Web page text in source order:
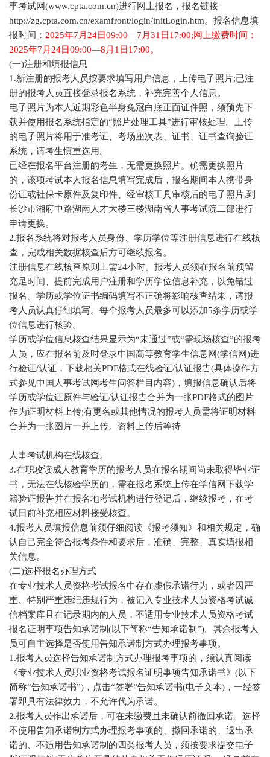
事考试网(www.cpta.com.cn)进行网上报名，报名链接
http://zg.cpta.com.cn/examfront/login/initLogin.htm。报名信息填
报时间： 2025年7月24日09:00—7月31日17:00;网上缴费时间：
2025年7月24日09:00—8月1日17:00。
(一)注册和填报信息
1.新注册的报考人员按要求填写用户信息，上传电子照片;已注
册的报考人员直接登录报名系统，补充完善个人信息。
电子照片为本人近期彩色半身免冠白底正面证件照，须预先下
载并使用报名系统指定的“照片处理工具”进行审核处理。上传
的电子照片将用于准考证、考场座次表、证书、证书查询验证
系统，请考生慎重选用。
已经在报名平台注册的考生，无需更换照片。确需更换照片
的，该项考试本人报名信息填写完成后，报名期间本人携带身
份证或社保卡原件及复印件、经审核工具审核后的电子照片,到
长沙市湘府中路湖南人才大楼三楼湖南省人事考试院二部进行
申请更换。
2.报名系统将对报考人员身份、学历学位等注册信息进行在线核
查，完成相关数据核查后方可继续报名。
注册信息在线核查原则上需24小时。报考人员须在报名前预留
充足时间、提前完成用户注册和学历学位信息补充，以免错过
报名。学历或学位证书编码填写不正确将影响核查结果，请报
考人员认真仔细填写。每个报考人员最多可以添加5条学历或学
位信息进行核验。
学历或学位信息核查结果显示为“未通过”或“需现场核查”的报考
人员，应在报名前及时登录中国高等教育学生信息网(学信网)进
行验证/认证，下载相关PDF格式在线验证/认证报告(具体操作方
式参见中国人事考试网考生问答栏目内容)，填报信息确认后将
学历或学位证原件与验证/认证报告合并为一张PDF格式的图片
作为证明材料上传;有更名或其他情况的报考人员需将证明材料
合并为一张图片一并上传。资料上传后等待
人事考试机构在线核查。
3.在职攻读成人教育学历的报考人员在报名期间尚未取得毕业证
书，无法在线核验学历的，需在报名系统上传在学信网下载学
籍验证报告并在报名地考试机构进行登记后，继续报考，在考
试日前补充相应材料接受核查。
4.报考人员填报信息前须仔细阅读《报考须知》和相关规定，确
认自己完全符合报考条件和要求后，准确、完整、真实填报相
关信息。
(二)选择报名办理方式
在专业技术人员资格考试报名中存在虚假承诺行为，或者因严
重、特别严重违纪违规行为，被记入专业技术人员资格考试诚
信档案库且在记录期内的人员，不适用专业技术人员资格考试
报名证明事项告知承诺制(以下简称“告知承诺制”)。其余报考人
员可自主选择是否使用告知承诺制方式办理报考事项。
1.报考人员选择告知承诺制方式办理报考事项的，须认真阅读
《专业技术人员职业资格考试报名证明事项告知承诺书》(以下
简称“告知承诺书”)，点击“签署”告知承诺书(电子文本)，一经签
署即具有法律效力，不允许代为承诺。
2.报考人员作出承诺后，可在未缴费且未确认前撤回承诺。选择
不使用告知承诺制方式办理报考事项的、撤回承诺的、退出承
诺的、不适用告知承诺制的四类报考人员，须按要求提交电子